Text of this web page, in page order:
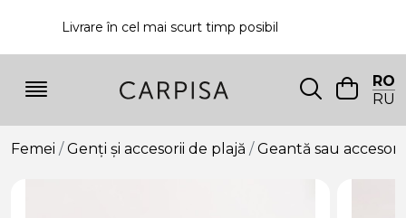
Livrare în cel mai scurt timp posibil
RO
RU
Femei Genți și accesorii de plajă Geantă sau